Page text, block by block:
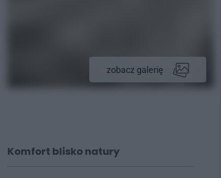
zobacz galerię
Komfort blisko natury